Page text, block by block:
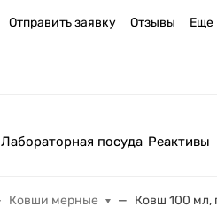
Отправить заявку Отзывы Еще
Лабораторная посуда Реактивы
Ковши мерные Ковш 100 мл,